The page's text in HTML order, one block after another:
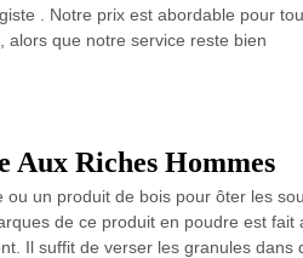
. Notre prix est abordable pour
alors que notre service reste bien
Aux Riches Hommes
un produit de bois pour ôter les
de ce produit en poudre est fait
Il suffit de verser les granules dans